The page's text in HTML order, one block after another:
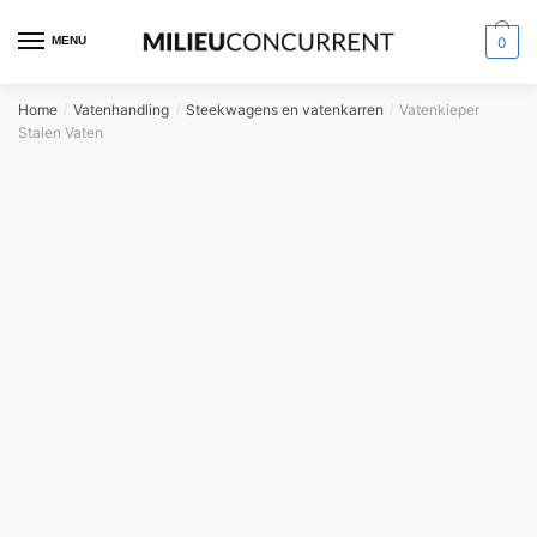
MENU 0
Home / Vatenhandling / Steekwagens en vatenkarren / Vatenkieper
Stalen Vaten